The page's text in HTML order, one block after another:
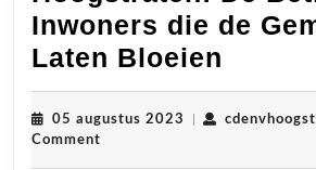
Inwoners die de
Laten Bloeien
De
05 augustus 2023
Comment